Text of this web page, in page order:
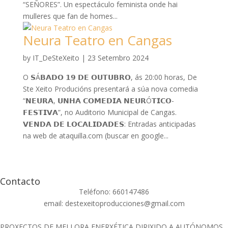
“SEÑORES”. Un espectáculo feminista onde hai
mulleres que fan de homes...
Neura Teatro en Cangas
by IT_DeSteXeito | 23 Setembro 2024
O 𝗦Á𝗕𝗔𝗗𝗢 𝟭𝟵 𝗗𝗘 𝗢𝗨𝗧𝗨𝗕𝗥𝗢, ás 20:00 horas, De
Ste Xeito Producións presentará a súa nova comedia
“𝗡𝗘𝗨𝗥𝗔, 𝗨𝗡𝗛𝗔 𝗖𝗢𝗠𝗘𝗗𝗜𝗔 𝗡𝗘𝗨𝗥Ó𝗧𝗜𝗖𝗢-
𝗙𝗘𝗦𝗧𝗜𝗩𝗔”, no Auditorio Municipal de Cangas.
𝗩𝗘𝗡𝗗𝗔 𝗗𝗘 𝗟𝗢𝗖𝗔𝗟𝗜𝗗𝗔𝗗𝗘𝗦: Entradas anticipadas
na web de ataquilla.com (buscar en google...
Contacto
Teléfono: 660147486
email: destexeitoproducciones@gmail.com